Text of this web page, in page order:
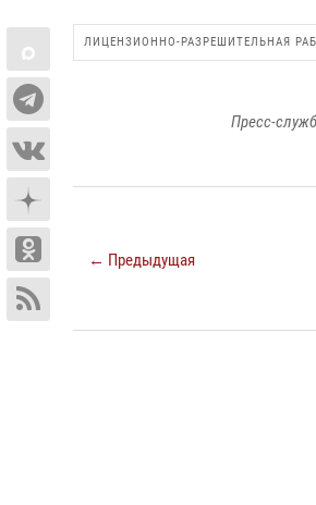
ЛИЦЕНЗИОННО-РАЗРЕШИТЕЛЬНАЯ
Пресс-
← Предыдущая